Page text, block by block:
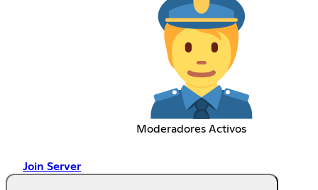
Moderadores Activos
Join Server